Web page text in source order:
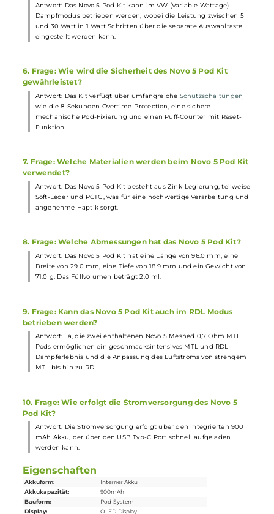
schnell über den USB Typ-C Port. Das 0,69 Zoll große OLED
Monochrom-Display zeigt alle wichtigen Informationen,
der Feuerbutton und die integrierte Zugautomatik für eine
komfortable Bedienung sorgen.
3. Frage: Was ist im Lieferumfang des Novo 5 Pod Kit
enthalten?
Antwort: Im Lieferumfang enthalten ist der Smok Novo 5 Pod
Akkuträger, zwei Novo 5 Meshed MTL Ersatz-Pods 0.7 Ohm, ein
USB Typ-C Kabel und eine Bedienungsanleitung.
4. Frage: Wie wird das Liquid befüllt?
Antwort: Das Kit enthält zwei Novo 5 Meshed 0,7 Ohm MTL Pods
mit einem Füllvolumen von 2,0 ml. Das Top-Fill System
das Befüllen der Pods, und das ergonomische "Entenschnabel"
5. Frage: In welchen Dampfmodi kann das Novo 5 Pod
betrieben werden?
und 30 Watt in 1 Watt Schritten über die separate Auswahltaste
eingestellt werden kann.
6. Frage: Wie wird die Sicherheit des Novo 5 Pod Kit
gewährleistet?
mechanische Pod-Fixierung und einen Puff-Counter mit Reset-
Funktion.
verwendet?
Antwort: Das Novo 5 Pod Kit besteht aus Zink-Legierung,
Soft-Leder und PCTG, was für eine hochwertige Verarbeitung
angenehme Haptik sorgt.